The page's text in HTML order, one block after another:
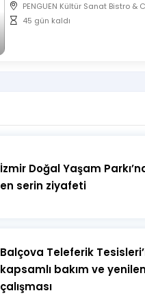
PENGUEN Kültür Sanat Bistro &
45 gün kaldı
İzmir Doğal Yaşam
en serin ziyafeti
​Balçova Teleferik
kapsamlı bakım ve
çalışması